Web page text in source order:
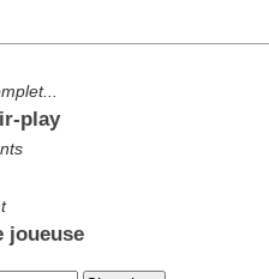
play
joueuse